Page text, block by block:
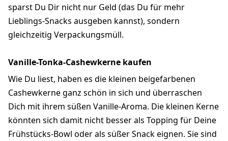
sparst Du Dir nicht nur Geld (das Du für mehr
Lieblings-Snacks ausgeben kannst), sondern
gleichzeitig Verpackungsmüll.
Vanille-Tonka-Cashewkerne kaufen
Wie Du liest, haben es die kleinen beigefarbenen
Cashewkerne ganz schön in sich und überraschen
Dich mit ihrem süßen Vanille-Aroma. Die kleinen Kerne
könnten sich damit nicht besser als Topping für Deine
Frühstücks-Bowl oder als süßer Snack eignen. Sie sind